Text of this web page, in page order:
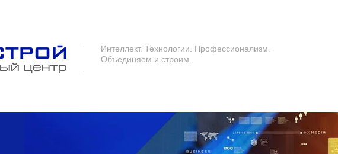
Интеллект. Технологии. Профессионализм.
Объединяем и строим.